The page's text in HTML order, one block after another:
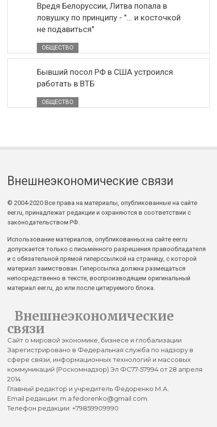
Вредя Белоруссии, Литва попала в
ловушку по принципу - "... и косточкой
не подавиться"
ОБЩЕСТВО
Бывший посол РФ в США устроился
работать в ВТБ
ОБЩЕСТВО
Внешнеэкономические связи
© 2004-2020 Все права на материалы, опубликованные на сайте
eer.ru, принадлежат редакции и охраняются в соответствии с
законодательством РФ.
Использование материалов, опубликованных на сайте eer.ru
допускается только с письменного разрешения правообладателя
и с обязательной прямой гиперссылкой на страницу, с которой
материал заимствован. Гиперссылка должна размещаться
непосредственно в тексте, воспроизводящем оригинальный
материал eer.ru, до или после цитируемого блока.
Внешнеэкономические
связи
Сайт о мировой экономике, бизнесе и глобализации
Зарегистрировано в Федеральная служба по надзору в
сфере связи, информационных технологий и массовых
коммуникаций (Роскомнадзор) Эл ФС77-57994 от 28 апреля
2014
Главный редактор и учредитель Федоренко М.А.
Email редакции: m.a.fedorenko@gmail.com.
Телефон редакции: +79859909990